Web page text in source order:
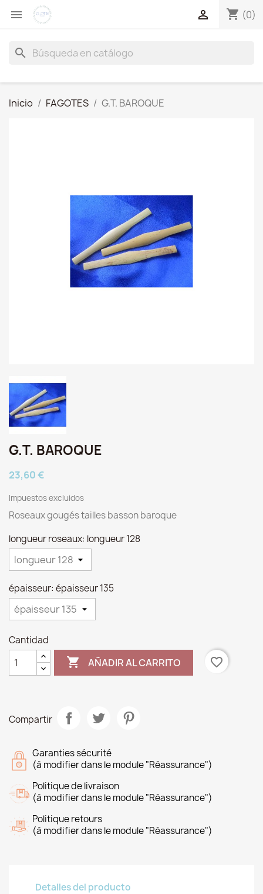
 shopping_cart (0)

search
Inicio FAGOTES G.T. BAROQUE
G.T. BAROQUE
23,60 €
Impuestos excluidos
Roseaux gougés tailles basson baroque
longueur roseaux: longueur 128
épaisseur: épaisseur 135
Cantidad
 AÑADIR AL CARRITO favorite_border
Compartir
Garanties sécurité
(à modifier dans le module "Réassurance")
Politique de livraison
(à modifier dans le module "Réassurance")
Politique retours
(à modifier dans le module "Réassurance")
Detalles del producto